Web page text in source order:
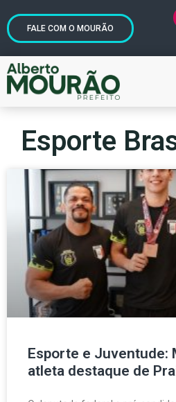
FALE COM O MOURÃO
Esporte
Esporte e Juventude:
atleta destaque de